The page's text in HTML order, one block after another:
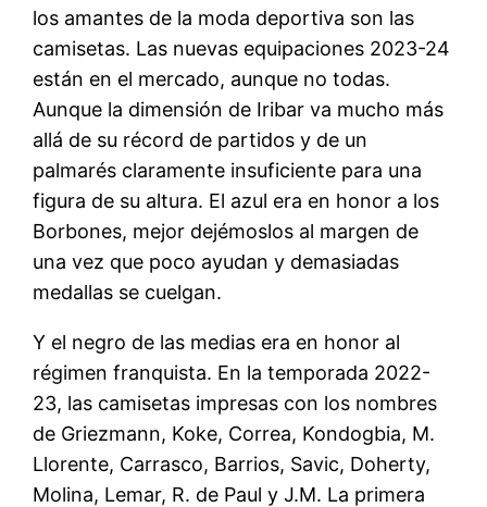
los amantes de la moda deportiva son las
camisetas. Las nuevas equipaciones 2023-24
están en el mercado, aunque no todas.
Aunque la dimensión de Iribar va mucho más
allá de su récord de partidos y de un
palmarés claramente insuficiente para una
figura de su altura. El azul era en honor a los
Borbones, mejor dejémoslos al margen de
una vez que poco ayudan y demasiadas
medallas se cuelgan.
Y el negro de las medias era en honor al
régimen franquista. En la temporada 2022-
23, las camisetas impresas con los nombres
de Griezmann, Koke, Correa, Kondogbia, M.
Llorente, Carrasco, Barrios, Savic, Doherty,
Molina, Lemar, R. de Paul y J.M. La primera